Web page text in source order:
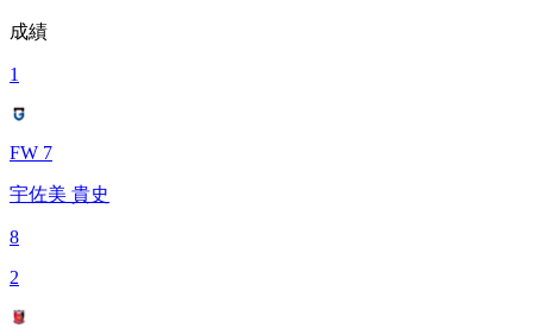
成績
1
FW 7
宇佐美 貴史
8
2